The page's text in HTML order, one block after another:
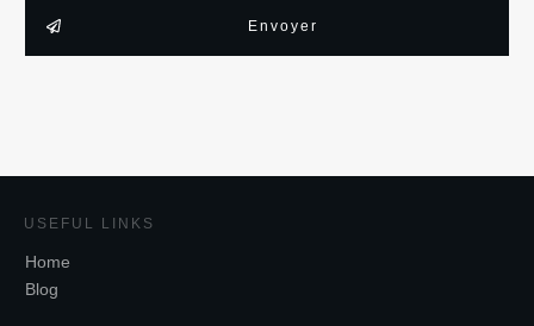
Envoyer
USEFUL LINKS
Home
Blog